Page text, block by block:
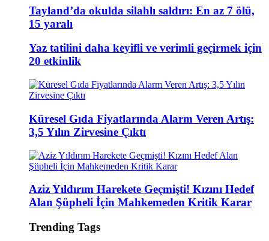
Tayland’da okulda silahlı saldırı: En az 7 ölü,
15 yaralı
Yaz tatilini daha keyifli ve verimli geçirmek için
20 etkinlik
Küresel Gıda Fiyatlarında Alarm Veren Artış:
3,5 Yılın Zirvesine Çıktı
Aziz Yıldırım Harekete Geçmişti! Kızını Hedef
Alan Şüpheli İçin Mahkemeden Kritik Karar
Trending Tags